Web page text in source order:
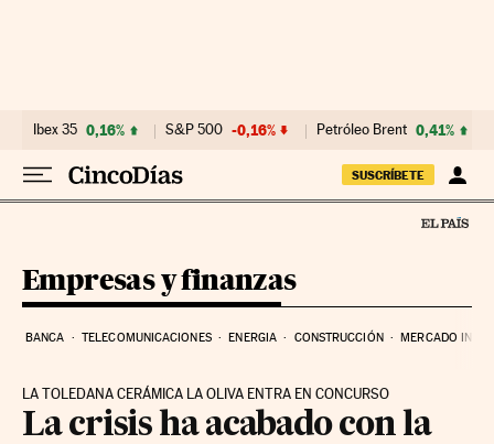
Ibex 35 0,16% S&P 500 -0,16% Petróleo Brent 0,41%
SUSCRÍBETE
Empresas y finanzas
BANCA TELECOMUNICACIONES ENERGIA CONSTRUCCIÓN MERCADO
LA TOLEDANA CERÁMICA LA OLIVA ENTRA EN CONCURSO
La crisis ha acabado con la